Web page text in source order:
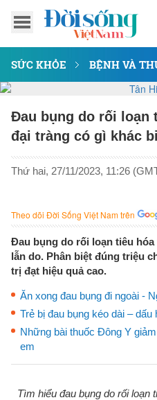
SỨC KHỎE BỆNH VÀ
Đau bụng do rối loạn
đại tràng có gì khác
Thứ hai, 27/11/2023, 11:26
Theo dõi Đời Sống Việt Nam trên
Đau bụng do rối loạn tiêu
lẫn do. Phân biệt đúng triệu
trị đạt hiệu quả cao.
Ăn xong đau bụng đi ngoài -
Trẻ bị đau bụng kéo dài –
Những bài thuốc Đông Y
em
Tìm hiểu đau bụng do rối loạn